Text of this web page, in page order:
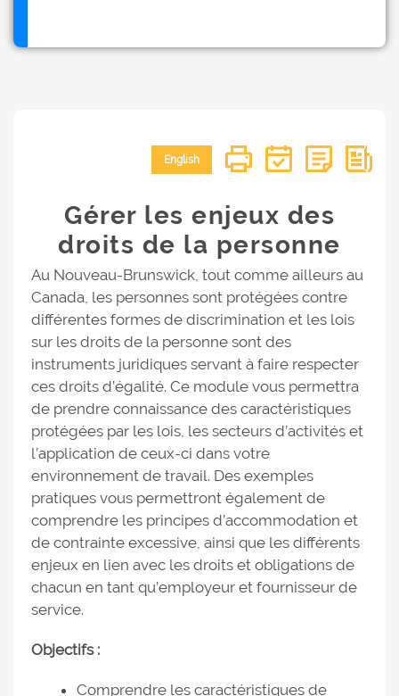
English
Gérer les enjeux des
droits de la personne
Au Nouveau-Brunswick, tout comme ailleurs au
Canada, les personnes sont protégées contre
différentes formes de discrimination et les lois
sur les droits de la personne sont des
instruments juridiques servant à faire respecter
ces droits d’égalité. Ce module vous permettra
de prendre connaissance des caractéristiques
protégées par les lois, les secteurs d’activités et
l’application de ceux-ci dans votre
environnement de travail. Des exemples
pratiques vous permettront également de
comprendre les principes d’accommodation et
de contrainte excessive, ainsi que les différents
enjeux en lien avec les droits et obligations de
chacun en tant qu’employeur et fournisseur de
service.
Objectifs :
Comprendre les caractéristiques de